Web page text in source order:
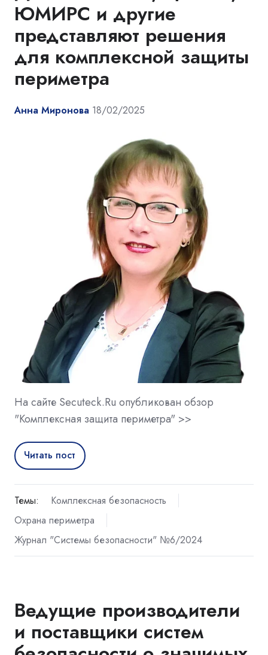
ЮМИРС и другие
представляют решения
для комплексной защиты
периметра
Анна Миронова 18/02/2025
На сайте Secuteck.Ru опубликован обзор
"Комплексная защита периметра" >>
Читать пост
Темы:
Комплексная безопасность
Охрана периметра
Журнал "Системы безопасности" №6/2024
Ведущие производители
и поставщики систем